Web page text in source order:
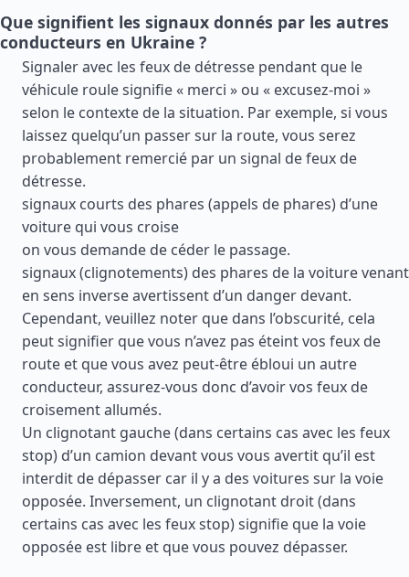
Que signifient les signaux donnés par les autres
conducteurs en Ukraine ?
Signaler avec les feux de détresse pendant que le
véhicule roule signifie « merci » ou « excusez-moi »
selon le contexte de la situation. Par exemple, si vous
laissez quelqu’un passer sur la route, vous serez
probablement remercié par un signal de feux de
détresse.
signaux courts des phares (appels de phares) d’une
voiture qui vous croise
on vous demande de céder le passage.
signaux (clignotements) des phares de la voiture venant
en sens inverse avertissent d’un danger devant.
Cependant, veuillez noter que dans l’obscurité, cela
peut signifier que vous n’avez pas éteint vos feux de
route et que vous avez peut-être ébloui un autre
conducteur, assurez-vous donc d’avoir vos feux de
croisement allumés.
Un clignotant gauche (dans certains cas avec les feux
stop) d’un camion devant vous vous avertit qu’il est
interdit de dépasser car il y a des voitures sur la voie
opposée. Inversement, un clignotant droit (dans
certains cas avec les feux stop) signifie que la voie
opposée est libre et que vous pouvez dépasser.